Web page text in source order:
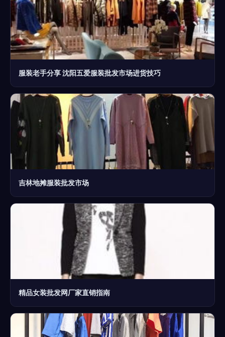
服装老手分享 沈阳五爱服装批发市场进货技巧
吉林地摊服装批发市场
精品女装批发网厂家直销指南